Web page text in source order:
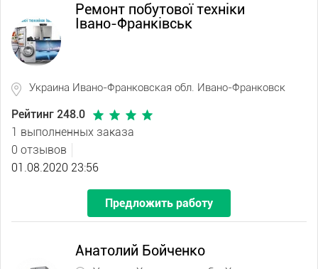
Ремонт побутової техніки
Івано-Франківськ
Украина Ивано-Франковская обл. Ивано-Франковск
Рейтинг 248.0
1 выполненных заказа
0 отзывов
01.08.2020 23:56
Предложить работу
Анатолий Бойченко